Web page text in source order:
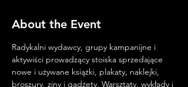
About the Event
Radykalni wydawcy, grupy kampanijne i
aktywiści prowadzący stoiska sprzedające
nowe i używane książki, plakaty, naklejki,
broszury, ziny i gadżety. Warsztaty, wykłady i